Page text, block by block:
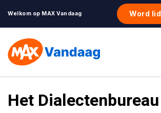
Welkom op MAX Vandaag Word lid
Het Dialectenbureau